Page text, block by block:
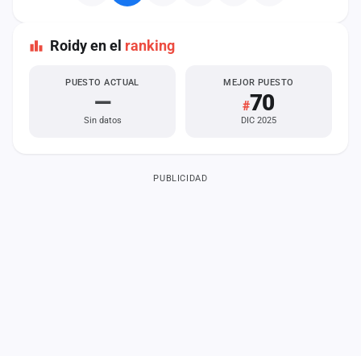
Roidy en el ranking
PUESTO ACTUAL
—
Sin datos
MEJOR PUESTO
#70
DIC 2025
PUBLICIDAD